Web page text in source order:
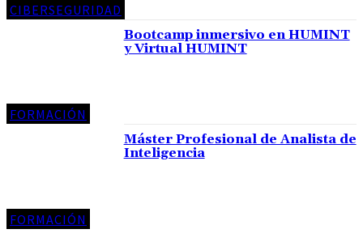
CIBERSEGURIDAD
FORMACIÓN
Bootcamp inmersivo en HUMINT
y Virtual HUMINT
FORMACIÓN
Máster Profesional de Analista de
Inteligencia